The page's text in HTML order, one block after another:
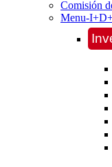
Comisión
Menu-